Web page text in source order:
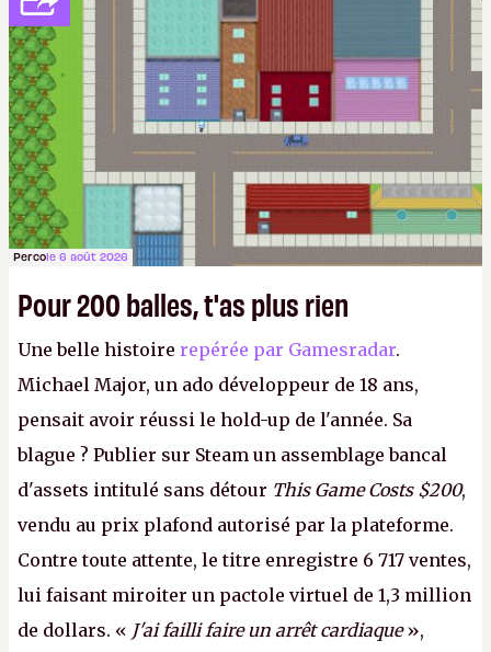
Percole 6 août 2026
Pour 200 balles, t'as plus rien
Une belle histoire repérée par Gamesradar.
Michael Major, un ado développeur de 18 ans,
pensait avoir réussi le hold-up de l'année. Sa
blague ? Publier sur Steam un assemblage bancal
d'assets intitulé sans détour This Game Costs $200,
vendu au prix plafond autorisé par la plateforme.
Contre toute attente, le titre enregistre 6 717 ventes,
lui faisant miroiter un pactole virtuel de 1,3 million
de dollars. « J'ai failli faire un arrêt cardiaque»,